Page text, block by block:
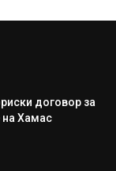
договор за
Хамас